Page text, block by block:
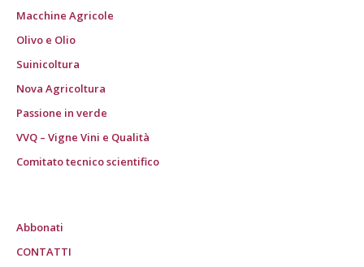
Macchine Agricole
Olivo e Olio
Suinicoltura
Nova Agricoltura
Passione in verde
VVQ – Vigne Vini e Qualità
Comitato tecnico scientifico
Abbonati
CONTATTI